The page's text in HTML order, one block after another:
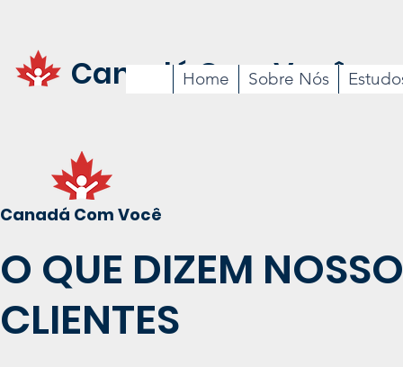
Canadá Com Você
Home Sobre Nós
Canadá Com Você
O QUE DIZEM
CLIENTES